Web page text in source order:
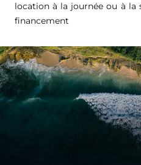
location à la journée ou à la
financement